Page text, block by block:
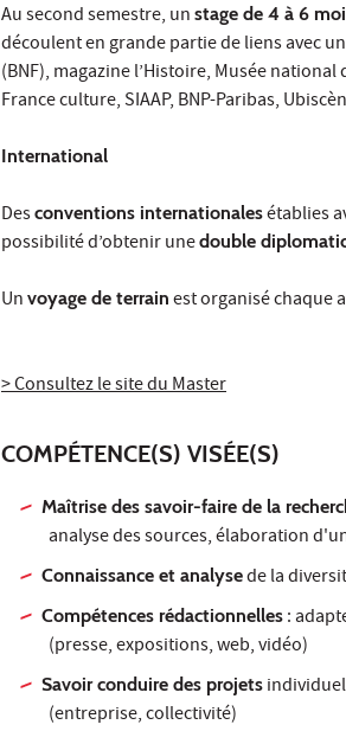
Au second semestre, un stage de 4 à 6
découlent en grande partie de liens avec
(BNF), magazine l’Histoire, Musée
France culture, SIAAP, BNP-Paribas,
International
Desconventions internationalesétablies
possibilité d’obtenir unedouble
Un voyage de terrain est organisé chaque
> Consultez le site du Master
COMPÉTENCE(S) VISÉE(S)
Maîtrise des savoir-faire de la
analyse des sources, élaboration
Connaissance et analysede la
Compétences rédactionnelles :
(presse, expositions, web, vidéo)
Savoir conduire des projets
(entreprise, collectivité)